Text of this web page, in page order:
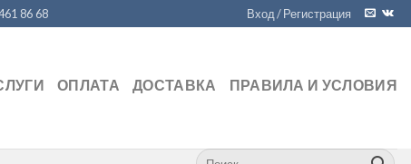
86 68 Вход / Регистрация
ОПЛАТА ДОСТАВКА ПРАВИЛА И УСЛОВИЯ
Искать: